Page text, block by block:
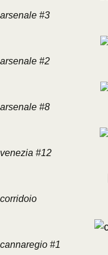
arsenale #3
arsenale #2
arsenale #8
venezia #12
corridoio
cannaregio #1